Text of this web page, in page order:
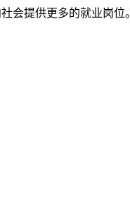
会提供更多的就业岗位。